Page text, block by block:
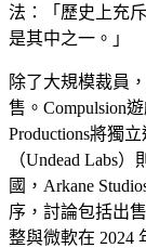
法：「歷史上充
是其中之一。」
除了大規模裁員
售。Compulsion
Productions將獨
（Undead Labs
國，Arkane
序，討論包括出
整與微軟在 2024